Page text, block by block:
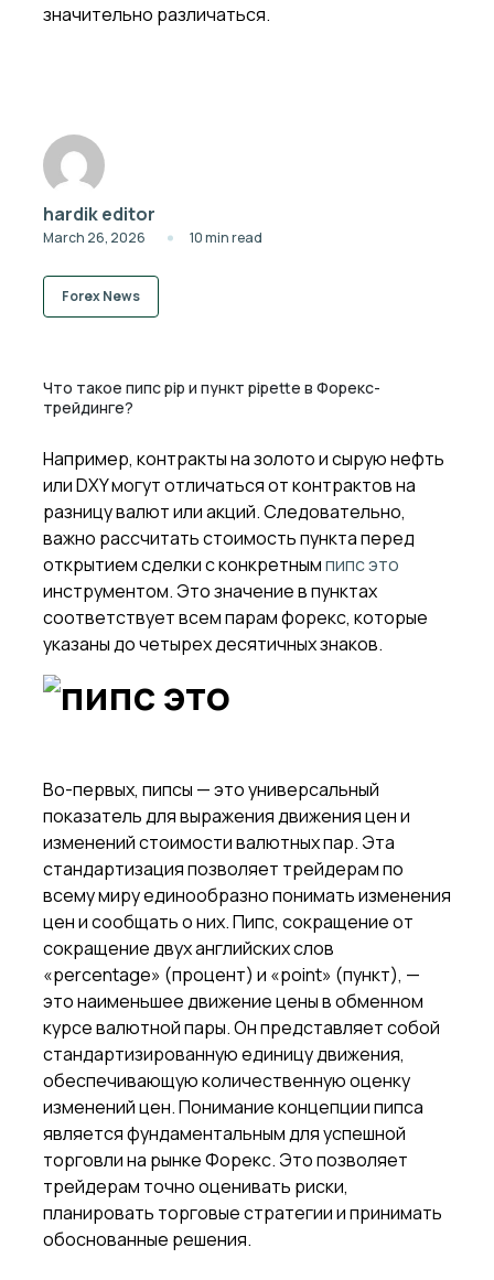
значительно различаться.
hardik editor
March 26, 2026 10 min read
Forex News
Что такое пипс pip и пункт pipette в Форекс-
трейдинге?
Например, контракты на золото и сырую нефть
или DXY могут отличаться от контрактов на
разницу валют или акций. Следовательно,
важно рассчитать стоимость пункта перед
открытием сделки с конкретнымпипс это
инструментом. Это значение в пунктах
соответствует всем парам форекс, которые
указаны до четырех десятичных знаков.
Во-первых, пипсы — это универсальный
показатель для выражения движения цен и
изменений стоимости валютных пар. Эта
стандартизация позволяет трейдерам по
всему миру единообразно понимать изменения
цен и сообщать о них. Пипс, сокращение от
сокращение двух английских слов
«percentage» (процент) и «point» (пункт), —
это наименьшее движение цены в обменном
курсе валютной пары. Он представляет собой
стандартизированную единицу движения,
обеспечивающую количественную оценку
изменений цен. Понимание концепции пипса
является фундаментальным для успешной
торговли на рынке Форекс. Это позволяет
трейдерам точно оценивать риски,
планировать торговые стратегии и принимать
обоснованные решения.